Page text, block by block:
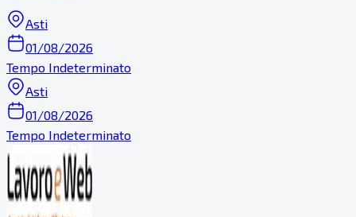
Asti
01/08/2026
Tempo Indeterminato
Asti
01/08/2026
Tempo Indeterminato